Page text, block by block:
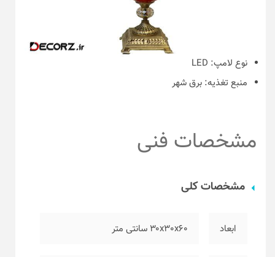
نوع لامپ: LED
منبع تغذیه: برق شهر
مشخصات فنی
مشخصات کلی
ابعاد ۳۰x30x60 سانتی متر